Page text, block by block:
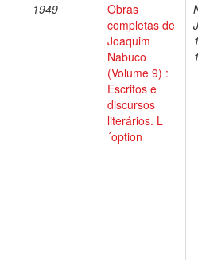
1949
Obras
completas de
Joaquim
Nabuco
(Volume 9) :
Escritos e
discursos
literários. L
´option